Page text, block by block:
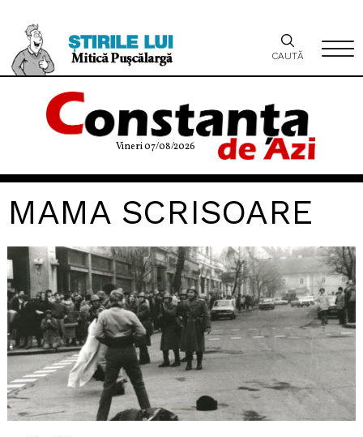
Vineri 07/08/2026
CAUTĂ
MAMA SCRISOARE